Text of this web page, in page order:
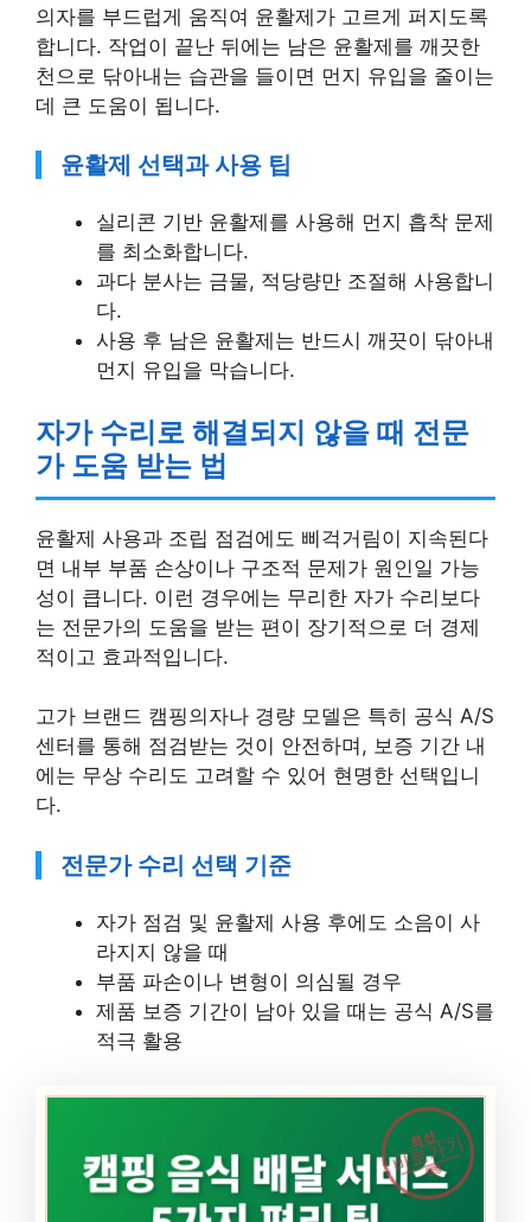
의자를 부드럽게 움직여 윤활제가 고르게 퍼지도록
합니다. 작업이 끝난 뒤에는 남은 윤활제를 깨끗한
천으로 닦아내는 습관을 들이면 먼지 유입을 줄이는
데 큰 도움이 됩니다.
윤활제 선택과 사용 팁
실리콘 기반 윤활제를 사용해 먼지 흡착 문제
를 최소화합니다.
과다 분사는 금물, 적당량만 조절해 사용합니
다.
사용 후 남은 윤활제는 반드시 깨끗이 닦아내
먼지 유입을 막습니다.
자가 수리로 해결되지 않을 때 전문
가 도움 받는 법
윤활제 사용과 조립 점검에도 삐걱거림이 지속된다
면 내부 부품 손상이나 구조적 문제가 원인일 가능
성이 큽니다. 이런 경우에는 무리한 자가 수리보다
는 전문가의 도움을 받는 편이 장기적으로 더 경제
적이고 효과적입니다.
고가 브랜드 캠핑의자나 경량 모델은 특히 공식 A/S
센터를 통해 점검받는 것이 안전하며, 보증 기간 내
에는 무상 수리도 고려할 수 있어 현명한 선택입니
다.
전문가 수리 선택 기준
자가 점검 및 윤활제 사용 후에도 소음이 사
라지지 않을 때
부품 파손이나 변형이 의심될 경우
제품 보증 기간이 남아 있을 때는 공식 A/S를
적극 활용
최신
바로가기
캠핑